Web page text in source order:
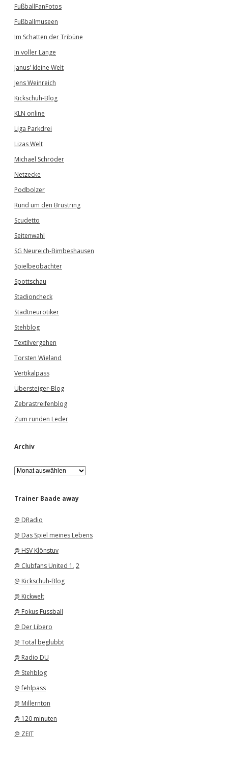
FußballFanFotos
Fußballmuseen
Im Schatten der Tribüne
In voller Länge
Janus' kleine Welt
Jens Weinreich
Kickschuh-Blog
KLN online
Liga Parkdrei
Lizas Welt
Michael Schröder
Netzecke
Podbolzer
Rund um den Brustring
Scudetto
Seitenwahl
SG Neureich-Bimbeshausen
Spielbeobachter
Spottschau
Stadioncheck
Stadtneurotiker
Stehblog
Textilvergehen
Torsten Wieland
Vertikalpass
Übersteiger-Blog
Zebrastreifenblog
Zum runden Leder
Archiv
A
r
h
Trainer Baade away
@ DRadio
@ Das Spiel meines Lebens
@ HSV Klönstuv
@ Clubfans United 1 , 2
@ Kickschuh-Blog
@ Kickwelt
@ Fokus Fussball
@ Der Libero
@ Total beglubbt
@ Radio DU
@ Stehblog
@ fehlpass
@ Millernton
@ 120 minuten
@ ZEIT